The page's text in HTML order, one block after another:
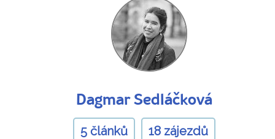
Dagmar Sedláčková
5 článků 18 zájezdů